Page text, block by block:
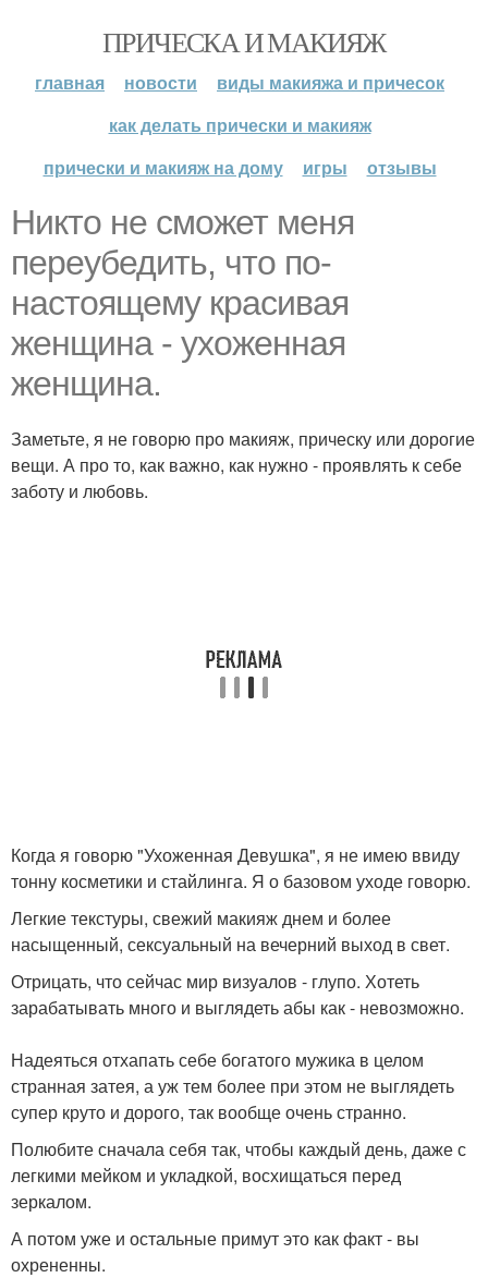
ПРИЧЕСКА И МАКИЯЖ
главная новости
виды макияжа и причесок
как делать прически и макияж
прически и макияж на дому
игры отзывы
Никто не сможет меня
переубедить, что по-
настоящему красивая
женщина - ухоженная
женщина.
Заметьте, я не говорю про макияж, прическу или дорогие
вещи. А про то, как важно, как нужно - проявлять к себе
заботу и любовь.
Когда я говорю "Ухоженная Девушка", я не имею ввиду
тонну косметики и стайлинга. Я о базовом уходе говорю.
Легкие текстуры, свежий макияж днем и более
насыщенный, сексуальный на вечерний выход в свет.
Отрицать, что сейчас мир визуалов - глупо. Хотеть
зарабатывать много и выглядеть абы как - невозможно.
Надеяться отхапать себе богатого мужика в целом
странная затея, а уж тем более при этом не выглядеть
супер круто и дорого, так вообще очень странно.
Полюбите сначала себя так, чтобы каждый день, даже с
легкими мейком и укладкой, восхищаться перед
зеркалом.
А потом уже и остальные примут это как факт - вы
охрененны.